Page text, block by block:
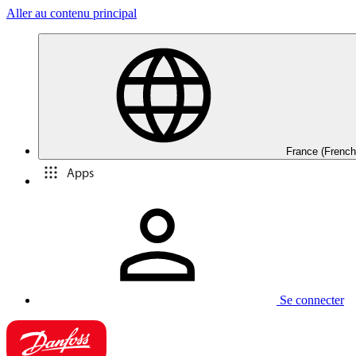
Aller au contenu principal
France
Apps
Se connecter